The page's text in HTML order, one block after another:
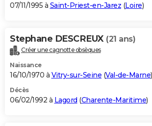
07/11/1995 à Saint-Priest-en-Jarez (Loire)
Stephane DESCREUX (21 ans)
Créer une cagnotte obsèques
Naissance
16/10/1970 à Vitry-sur-Seine (Val-de-Marne)
Décès
06/02/1992 à Lagord (Charente-Maritime)